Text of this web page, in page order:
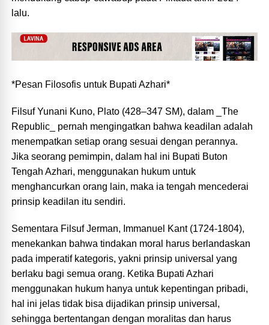
lalu.
*Pesan Filosofis untuk Bupati Azhari*
Filsuf Yunani Kuno, Plato (428–347 SM), dalam _The
Republic_ pernah mengingatkan bahwa keadilan adalah
menempatkan setiap orang sesuai dengan perannya.
Jika seorang pemimpin, dalam hal ini Bupati Buton
Tengah Azhari, menggunakan hukum untuk
menghancurkan orang lain, maka ia tengah mencederai
prinsip keadilan itu sendiri.
Sementara Filsuf Jerman, Immanuel Kant (1724-1804),
menekankan bahwa tindakan moral harus berlandaskan
pada imperatif kategoris, yakni prinsip universal yang
berlaku bagi semua orang. Ketika Bupati Azhari
menggunakan hukum hanya untuk kepentingan pribadi,
hal ini jelas tidak bisa dijadikan prinsip universal,
sehingga bertentangan dengan moralitas dan harus